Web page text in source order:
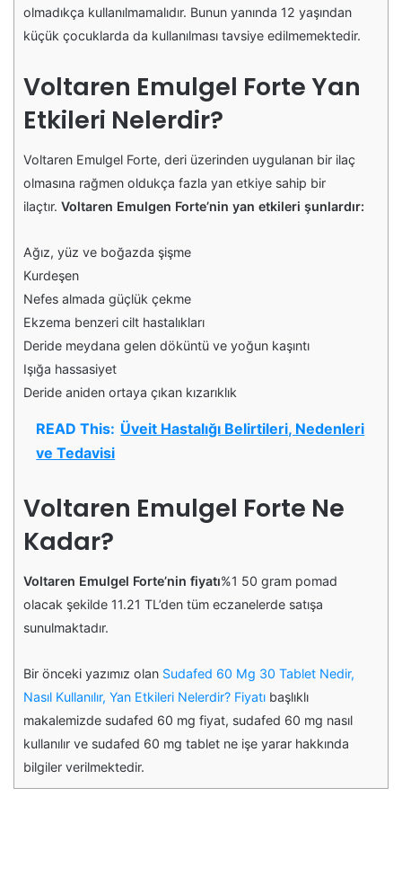
olmadıkça kullanılmamalıdır. Bunun yanında 12 yaşından
küçük çocuklarda da kullanılması tavsiye edilmemektedir.
Voltaren Emulgel Forte Yan
Etkileri Nelerdir?
Voltaren Emulgel Forte, deri üzerinden uygulanan bir ilaç
olmasına rağmen oldukça fazla yan etkiye sahip bir
ilaçtır. Voltaren Emulgen Forte’nin yan etkileri şunlardır:
Ağız, yüz ve boğazda şişme
Kurdeşen
Nefes almada güçlük çekme
Ekzema benzeri cilt hastalıkları
Deride meydana gelen döküntü ve yoğun kaşıntı
Işığa hassasiyet
Deride aniden ortaya çıkan kızarıklık
READ This: Üveit Hastalığı Belirtileri, Nedenleri
ve Tedavisi
Voltaren Emulgel Forte Ne
Kadar?
Voltaren Emulgel Forte’nin fiyatı%1 50 gram pomad
olacak şekilde 11.21 TL’den tüm eczanelerde satışa
sunulmaktadır.
Bir önceki yazımız olan Sudafed 60 Mg 30 Tablet Nedir,
Nasıl Kullanılır, Yan Etkileri Nelerdir? Fiyatı başlıklı
makalemizde sudafed 60 mg fiyat, sudafed 60 mg nasıl
kullanılır ve sudafed 60 mg tablet ne işe yarar hakkında
bilgiler verilmektedir.